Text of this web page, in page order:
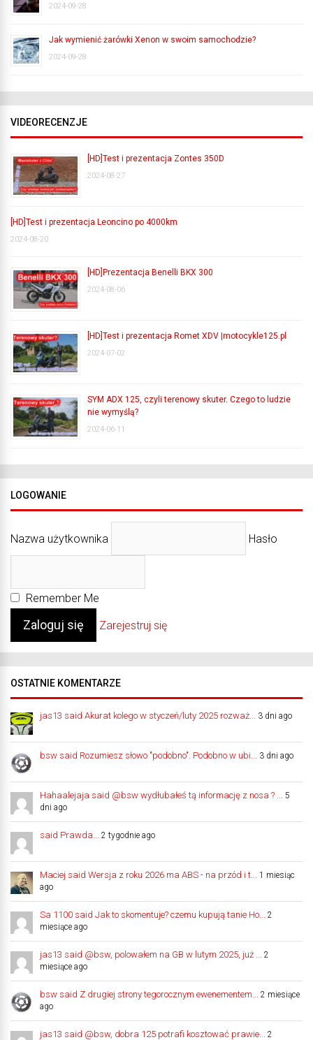
2024-09-28
Jak wymienić żarówki Xenon w swoim samochodzie?
2024-09-28
VIDEORECENZJE
[HD]Test i prezentacja Zontes 350D
2024-08-27
[HD]Test i prezentacja Leoncino po 4000km
2024-08-20
[HD]Prezentacja Benelli BKX 300
2024-08-06
[HD]Test i prezentacja Romet XDV |motocykle125.pl
2024-07-02
SYM ADX 125, czyli terenowy skuter. Czego to ludzie
nie wymyślą?
2024-06-11
LOGOWANIE
Nazwa użytkownika Hasło
Remember Me
Zarejestruj się
OSTATNIE KOMENTARZE
jas13 said Akurat kolego w styczeń/luty 2025 rozważ... 3 dni ago
bsw said Rozumiesz słowo "podobno". Podobno w ubi... 3 dni ago
Hahaalejaja said @bsw wydłubałeś tą informację z nosa ? ...
5
dni ago
said Prawda... 2 tygodnie ago
Maciej said Wersja z roku 2026 ma ABS - na przód i t...
1 miesiąc
ago
Sa 1100 said Jak to skomentuje? czemu kupują tanie Ho...
2
miesiące ago
jas13 said @bsw, polowałem na GB w lutym 2025, już ...
2
miesiące ago
bsw said Z drugiej strony tegorocznym ewenementem...
2 miesiące
ago
jas13 said @bsw, dobra 125 potrafi kosztować prawie...
2